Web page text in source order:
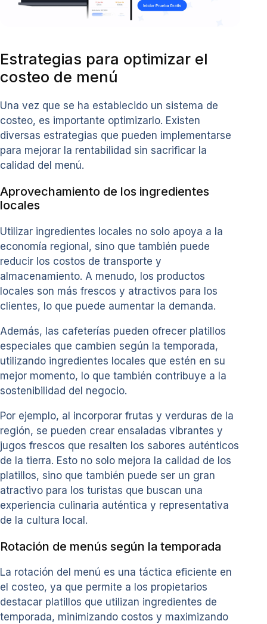
Estrategias para optimizar el
costeo de menú
Una vez que se ha establecido un sistema de
costeo, es importante optimizarlo. Existen
diversas estrategias que pueden implementarse
para mejorar la rentabilidad sin sacrificar la
calidad del menú.
Aprovechamiento de los ingredientes
locales
Utilizar ingredientes locales no solo apoya a la
economía regional, sino que también puede
reducir los costos de transporte y
almacenamiento. A menudo, los productos
locales son más frescos y atractivos para los
clientes, lo que puede aumentar la demanda.
Además, las cafeterías pueden ofrecer platillos
especiales que cambien según la temporada,
utilizando ingredientes locales que estén en su
mejor momento, lo que también contribuye a la
sostenibilidad del negocio.
Por ejemplo, al incorporar frutas y verduras de la
región, se pueden crear ensaladas vibrantes y
jugos frescos que resalten los sabores auténticos
de la tierra. Esto no solo mejora la calidad de los
platillos, sino que también puede ser un gran
atractivo para los turistas que buscan una
experiencia culinaria auténtica y representativa
de la cultura local.
Rotación de menús según la temporada
La rotación del menú es una táctica eficiente en
el costeo, ya que permite a los propietarios
destacar platillos que utilizan ingredientes de
temporada, minimizando costos y maximizando